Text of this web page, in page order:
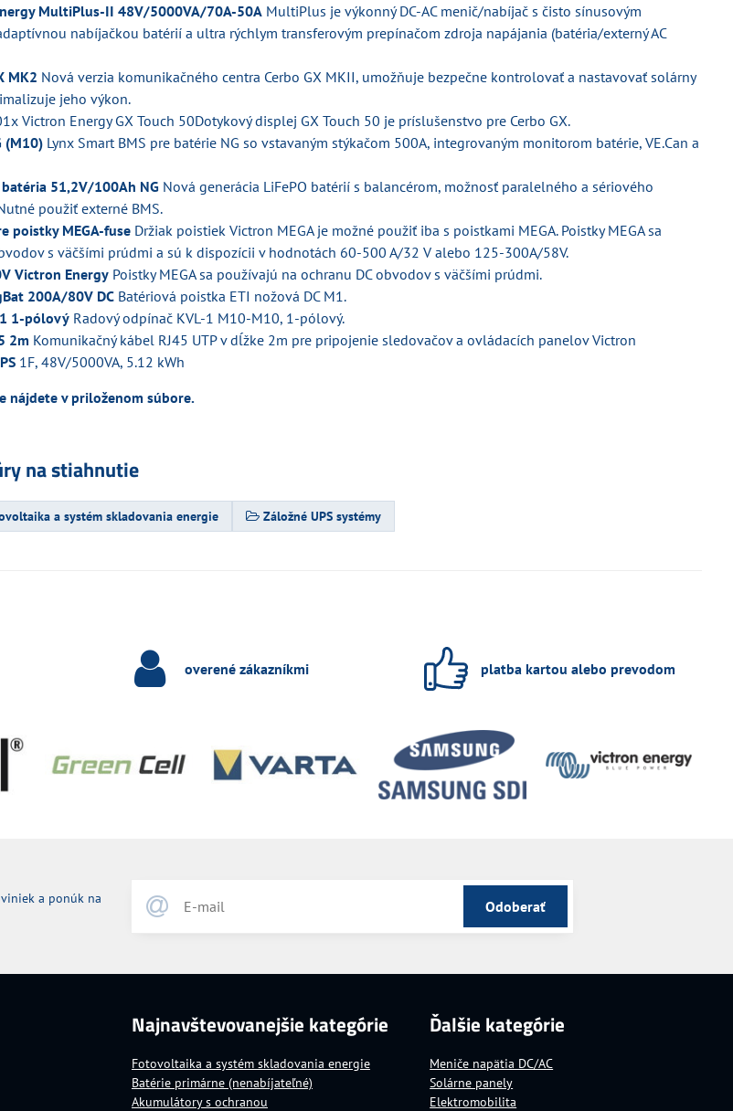
MultiPlus-II 48V/5000VA/70A-50A MultiPlus je výkonný DC-AC menič/nabíjač s čisto sínusovým
nabíjačkou batérií a ultra rýchlym transferovým prepínačom zdroja napájania (batéria/externý AC
MK2 Nová verzia komunikačného centra Cerbo GX MKII, umožňuje bezpečne kontrolovať a nastavovať solárny
jeho výkon.
Victron Energy GX Touch 50Dotykový displej GX Touch 50 je príslušenstvo pre Cerbo GX.
(M10) Lynx Smart BMS pre batérie NG so vstavaným stýkačom 500A, integrovaným monitorom batérie, VE.Can a
51,2V/100Ah NG Nová generácia LiFePO batérií s balancérom, možnosť paralelného a sériového
použiť externé BMS.
poistky MEGA-fuse Držiak poistiek Victron MEGA je možné použiť iba s poistkami MEGA. Poistky MEGA sa
s väčšími prúdmi a sú k dispozícii v hodnotách 60-500 A/32 V alebo 125-300A/58V.
Victron Energy Poistky MEGA sa používajú na ochranu DC obvodov s väčšími prúdmi.
200A/80V DC Batériová poistka ETI nožová DC M1.
1-pólový Radový odpínač KVL-1 M10-M10, 1-pólový.
2m Komunikačný kábel RJ45 UTP v dĺžke 2m pre pripojenie sledovačov a ovládacích panelov Victron
1F, 48V/5000VA, 5.12 kWh
nájdete v priloženom súbore.
na stiahnutie
a systém skladovania energie Záložné UPS systémy
overené zákazníkmi platba kartou alebo prevodom
Odoberať
a ponúk na
Najnavštevovanejšie kategórie
Fotovoltaika a systém skladovania energie
Batérie primárne (nenabíjateľné)
Akumulátory s ochranou
Ďalšie kategórie
Meniče napätia DC/AC
Solárne panely
Elektromobilita